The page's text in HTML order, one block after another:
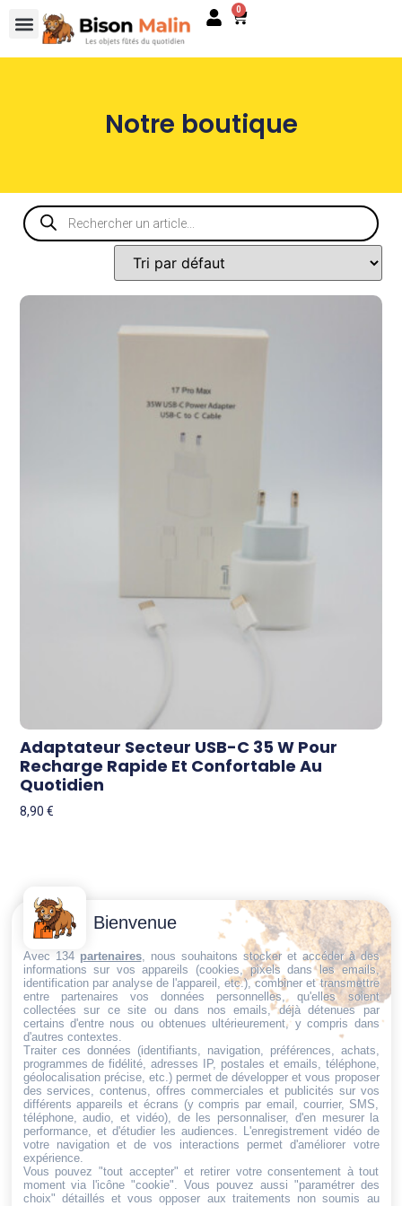
0
Notre boutique
Adaptateur Secteur USB-C 35 W Pour
Recharge Rapide Et Confortable Au
Quotidien
8,90€
Trouvez ce qu'il vous faut,
au bon endroit
Conditions
générales
de vente
Politique de
cookies
Politique de
confidentialité
Mentions
légales
Conditions de
retour et de
remboursement
Droit de
rétractation
Contactez-
Nous
Email:
dt@sasbms.fr
Bienvenue
Avec 134 partenaires, nous souhaitons stocker et accéder à des
informations sur vos appareils (cookies, pixels dans les emails,
identification par analyse de l'appareil, etc.), combiner et transmettre
entre partenaires vos données personnelles, qu'elles soient
collectées sur ce site ou dans nos emails, déjà détenues par
certains d'entre nous ou obtenues ultérieurement, y compris dans
d'autres contextes.
Traiter ces données (identifiants, navigation, préférences, achats,
programmes de fidélité, adresses IP, postales et emails, téléphone,
géolocalisation précise, etc.) permet de développer et vous proposer
des services, contenus, offres commerciales et publicités sur vos
différents appareils et écrans (y compris par email, courrier, SMS,
téléphone, audio, et vidéo), de les personnaliser, d'en mesurer la
performance, et d'étudier les audiences. L'enregistrement vidéo de
votre navigation et de vos interactions permet d'améliorer votre
expérience.
Vous pouvez "tout accepter" et retirer votre consentement à tout
moment via l'icône "cookie" . Vous pouvez aussi "paramétrer des
choix" détaillés et vous opposer aux traitements non soumis au